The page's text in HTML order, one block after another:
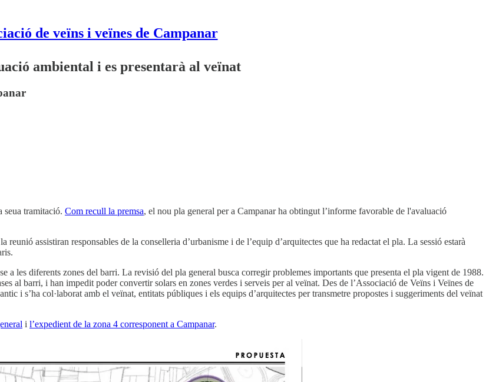
de veïns i veïnes de Campanar
ambiental i es presentarà al veïnat
seua tramitació. Com recull la premsa, el nou pla general per a Campanar ha obtingut l’informe favorable de l'avaluació
reunió assistiran responsables de la conselleria d’urbanisme i de l’equip d’arquitectes que ha redactat el pla. La sessió estarà
a les diferents zones del barri. La revisió del pla general busca corregir problemes importants que presenta el pla vigent de 1988.
al barri, i han impedit poder convertir solars en zones verdes i serveis per al veïnat. Des de l’Associació de Veïns i Veïnes de
i s’ha col·laborat amb el veïnat, entitats públiques i els equips d’arquitectes per transmetre propostes i suggeriments del veïnat
i l’expedient de la zona 4 corresponent a Campanar.